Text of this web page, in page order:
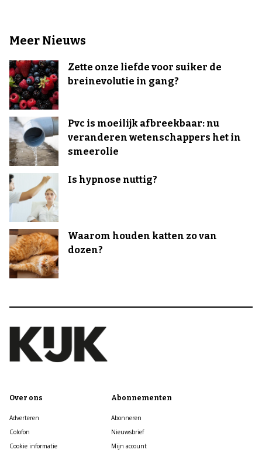
Meer Nieuws
Zette onze liefde voor suiker de
breinevolutie in gang?
Pvc is moeilijk afbreekbaar: nu
veranderen wetenschappers het in
smeerolie
Is hypnose nuttig?
Waarom houden katten zo van
dozen?
Over ons
Adverteren
Colofon
Cookie informatie
Abonnementen
Abonneren
Nieuwsbrief
Mijn account